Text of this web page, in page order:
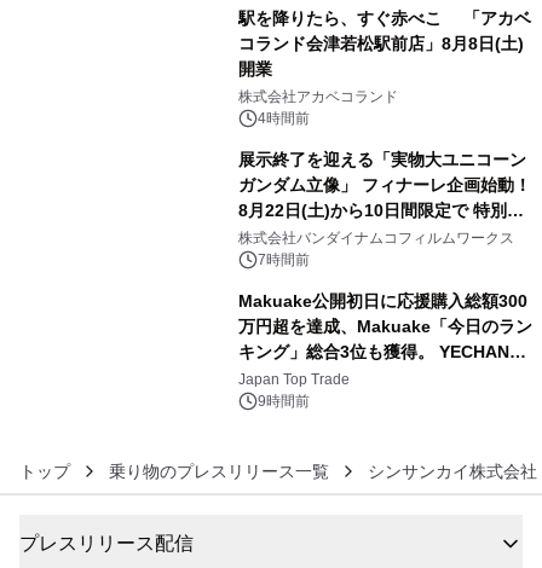
駅を降りたら、すぐ赤べこ 「アカベ
コランド会津若松駅前店」8月8日(土)
開業
株式会社アカベコランド
4時間前
展示終了を迎える「実物大ユニコーン
ガンダム立像」 フィナーレ企画始動！
8月22日(土)から10日間限定で 特別映
像『UNICORN GUNDAM Statue ―
BEYOND POSSIBILITY ―』を上映！
株式会社バンダイナムコフィルムワークス
7時間前
Makuake公開初日に応援購入総額300
万円超を達成、Makuake「今日のラン
キング」総合3位も獲得。 YECHAN音
浴シンギングボウル第2弾の大型サイ
ズ（XL・2XL・3XL）を先行販売中
Japan Top Trade
9時間前
トップ 乗り物のプレスリリース一覧 シンサンカイ株式会社
プレスリリース配信